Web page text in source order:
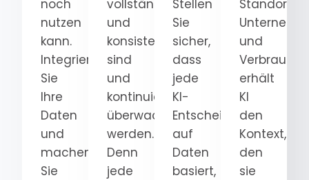
noch
nutzen
kann.
Integrieren
Sie
Ihre
Daten
und
machen
Sie
vollständig
und
konsistent
sind
und
kontinuierlich
überwacht
werden.
Denn
jede
Stellen
Sie
sicher,
dass
jede
KI-
Entscheidung
auf
Daten
basiert,
Standort-,
und
erhält
KI
den
Kontext,
den
sie